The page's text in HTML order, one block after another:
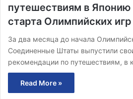
путешествиям в Японию
старта Олимпийских игр
За два месяца до начала
Соединенные Штаты выпустили
рекомендации по путешествиям, в
Read More »